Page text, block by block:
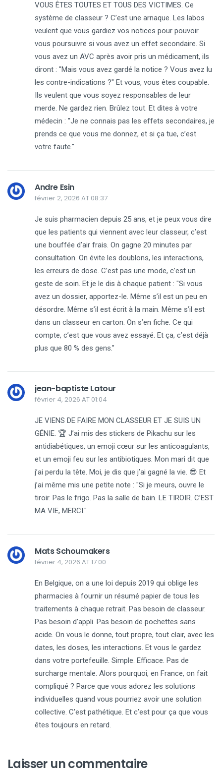
VOUS ÊTES TOUTES ET TOUS DES VICTIMES. Ce
système de classeur ? C’est une arnaque. Les labos
veulent que vous gardiez vos notices pour pouvoir
vous poursuivre si vous avez un effet secondaire. Si
vous avez un AVC après avoir pris un médicament, ils
diront : "Mais vous avez gardé la notice ? Vous avez lu
les contre-indications ?" Et vous, vous êtes coupable.
Ils veulent que vous soyez responsables de leur
merde. Ne gardez rien. Brûlez tout. Et dites à votre
médecin : "Je ne connais pas les effets secondaires, je
prends ce que vous me donnez, et si ça tue, c’est
votre faute."
Andre Esin
février 2, 2026 AT 08:37
Je suis pharmacien depuis 25 ans, et je peux vous dire
que les patients qui viennent avec leur classeur, c’est
une bouffée d’air frais. On gagne 20 minutes par
consultation. On évite les doublons, les interactions,
les erreurs de dose. C’est pas une mode, c’est un
geste de soin. Et je le dis à chaque patient : "Si vous
avez un dossier, apportez-le. Même s’il est un peu en
désordre. Même s’il est écrit à la main. Même s’il est
dans un classeur en carton. On s’en fiche. Ce qui
compte, c’est que vous avez essayé. Et ça, c’est déjà
plus que 80 % des gens."
jean-baptiste Latour
février 4, 2026 AT 01:04
JE VIENS DE FAIRE MON CLASSEUR ET JE SUIS UN
GÉNIE. 🏆 J’ai mis des stickers de Pikachu sur les
antidiabétiques, un emoji cœur sur les anticoagulants,
et un emoji feu sur les antibiotiques. Mon mari dit que
j’ai perdu la tête. Moi, je dis que j’ai gagné la vie. 😎 Et
j’ai même mis une petite note : "Si je meurs, ouvre le
tiroir. Pas le frigo. Pas la salle de bain. LE TIROIR. C’EST
MA VIE, MERCI."
Mats Schoumakers
février 4, 2026 AT 17:00
En Belgique, on a une loi depuis 2019 qui oblige les
pharmacies à fournir un résumé papier de tous les
traitements à chaque retrait. Pas besoin de classeur.
Pas besoin d’appli. Pas besoin de pochettes sans
acide. On vous le donne, tout propre, tout clair, avec les
dates, les doses, les interactions. Et vous le gardez
dans votre portefeuille. Simple. Efficace. Pas de
surcharge mentale. Alors pourquoi, en France, on fait
compliqué ? Parce que vous adorez les solutions
individuelles quand vous pourriez avoir une solution
collective. C’est pathétique. Et c’est pour ça que vous
êtes toujours en retard.
Laisser un commentaire